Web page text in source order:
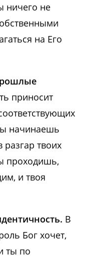
ничего не
на Его
приносит
начинаешь
разгар твоих
проходишь,
и твоя
В
Бог хочет,
ты по